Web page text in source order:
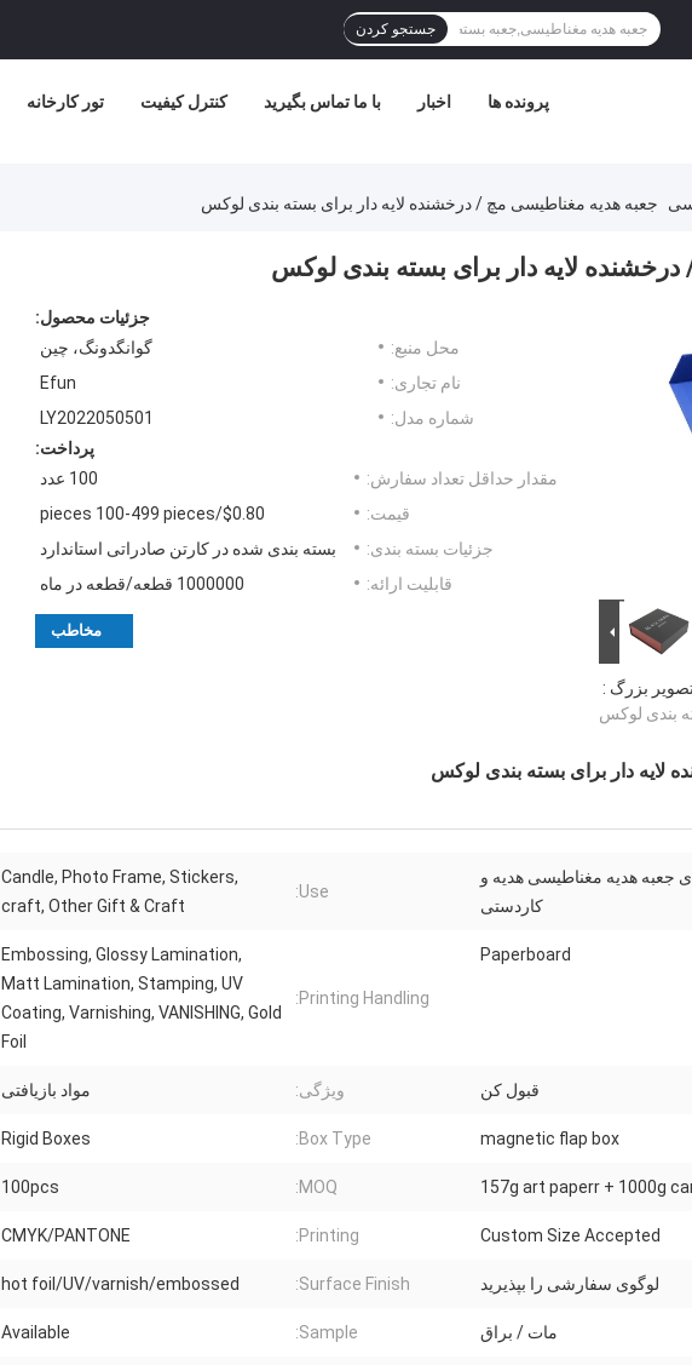
جستجو کردن
تور کارخانه کنترل کیفیت با ما تماس بگیرید اخبار پرونده ها
جعبه هدیه مغناطیسی مچ / درخشنده لایه دار برای بسته بندی لوکس
لایه دار برای بسته بندی لوکس
بزرگ :
بندی لوکس
جزئیات محصول:
محل منبع:
گوانگدونگ، چین
نام تجاری:
Efun
شماره مدل:
LY2022050501
پرداخت:
مقدار حداقل تعداد سفارش:
100 عدد
قیمت:
$0.80/pieces 100-499 pieces
جزئیات بسته بندی:
بسته بندی شده در کارتن صادراتی استاندارد
قابلیت ارائه:
1000000 قطعه/قطعه در ماه
مخاطب
لایه دار برای بسته بندی لوکس
جعبه هدیه مغناطیسی هدیه و
کاردستی
Use:
Candle, Photo Frame, Stickers,
craft, Other Gift & Craft
Paperboard
Printing Handling:
Embossing, Glossy Lamination,
Matt Lamination, Stamping, UV
Coating, Varnishing, VANISHING, Gold
Foil
قبول کن ویژگی: مواد بازیافتی
magnetic flap box
Box Type:
Rigid Boxes
157g art paperr + 1000g
MOQ:
100pcs
Custom Size Accepted
Printing:
CMYK/PANTONE
لوگوی سفارشی را بپذیرید Surface Finish:
hot foil/UV/varnish/embossed
مات / براق Sample:
Available